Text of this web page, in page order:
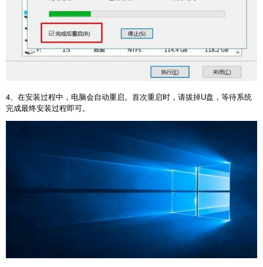
4、在安装过程中，电脑会自动重启。首次重启时，请拔掉U盘，等待系统
完成最终安装过程即可。